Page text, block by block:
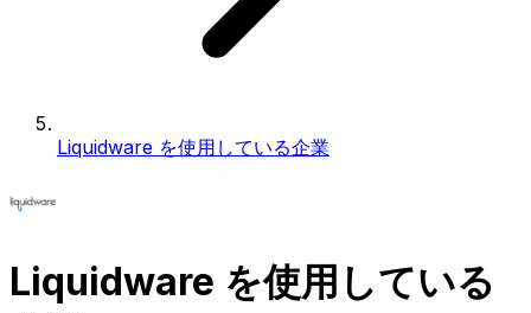
Liquidware を使用している企業
Liquidware を使用している